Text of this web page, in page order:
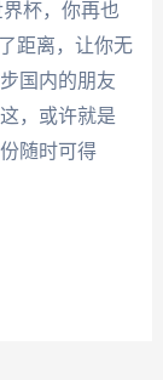
杯，你再也
距离，让你无
国内的朋友
，或许就是
随时可得